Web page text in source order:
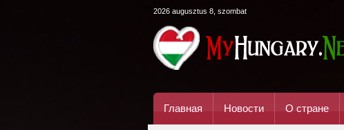
2026 augusztus 8, szombat
Главная Новости О стране